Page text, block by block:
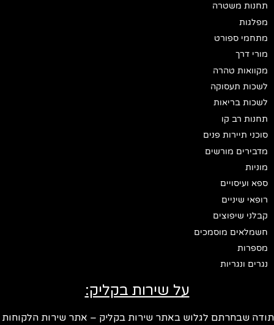
תחנות משטרה
מפלגות
מתחמי ספורט
מורי דרך
מקוואות טהרה
לשכות תעסוקה
לשכות בריאות
תחנות רב קו
סוכני תיירות פנים
מדבירים מורשים
מוניות
ספא ועיסויים
רופאי שיניים
קבלני שיפוצים
חשמלאים מוסמכים
מספרות
נגרים ונגריות
על שירות בקליק:
תודה שבחרתם לגלוש באתר שירות בקליק – אתר שירות הלקוחות